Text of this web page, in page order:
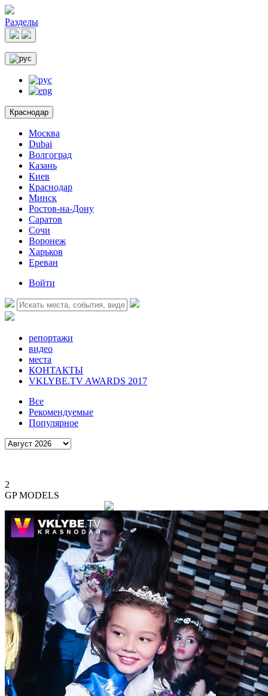
Разделы
Краснодар
Москва
Dubai
Волгоград
Казань
Киев
Краснодар
Минск
Ростов-на-Дону
Саратов
Сочи
Воронеж
Харьков
Ереван
Войти
репортажи
видео
места
КОНТАКТЫ
VKLYBE.TV AWARDS 2017
Все
Рекомендуемые
Популярное
2
GP MODELS